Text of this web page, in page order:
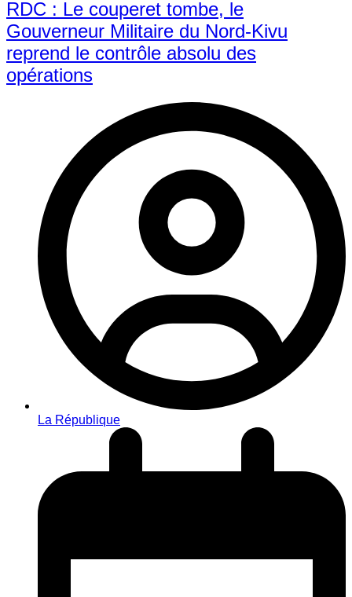
RDC : Le couperet tombe, le
Gouverneur Militaire du Nord-Kivu
reprend le contrôle absolu des
opérations
La République